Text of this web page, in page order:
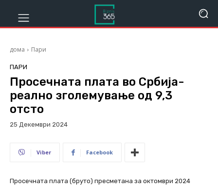
дома Пари
ПАРИ
Просечната плата во Србија-
реално зголемување од 9,3
отсто
25 Декември 2024
Viber Facebook
Просечната плата (бруто) пресметана за октомври 2024